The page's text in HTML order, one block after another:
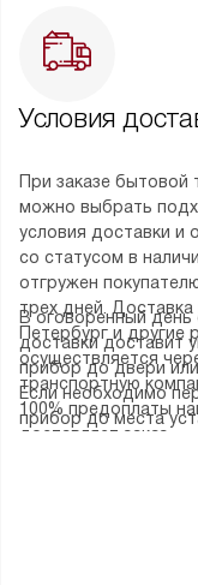
Условия
При заказе бытовой
можно выбрать
условия доставки и
со статусом в
отгружен
трех дней. Доставка
Петербург и другие
осуществляется
транспортную
100% предоплаты
доставляет заказ
В оговоренный день
доставки доставит
прибор до двери
Если необходимо
прибор до места